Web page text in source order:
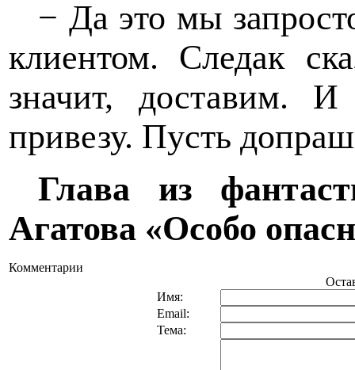
− Да это мы
клиентом. Следак
значит, доставим.
привезу. Пусть
Глава из
Агатова «Особо
Комментарии
Имя:
Email:
Тема: